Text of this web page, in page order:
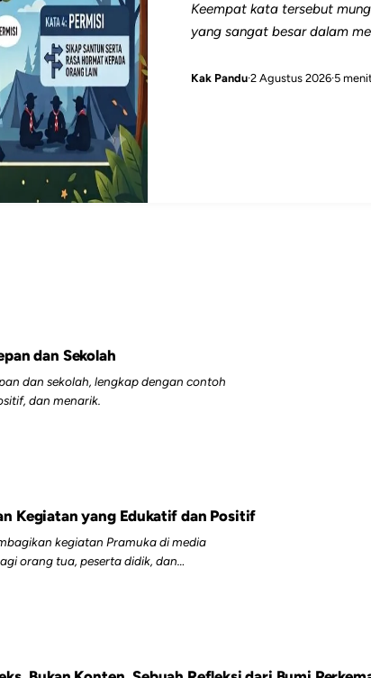
Keempat kata tersebut
yang sangat besar dalam
Kak Pandu·2 Agustus 2026·5
dan Sekolah
dan sekolah, lengkap dengan contoh
dan menarik.
Kegiatan yang Edukatif dan Positif
kegiatan Pramuka di media
orang tua, peserta didik, dan